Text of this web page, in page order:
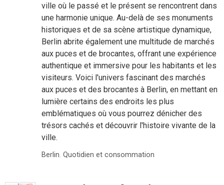
ville où le passé et le présent se rencontrent dans
une harmonie unique. Au-delà de ses monuments
historiques et de sa scène artistique dynamique,
Berlin abrite également une multitude de marchés
aux puces et de brocantes, offrant une expérience
authentique et immersive pour les habitants et les
visiteurs. Voici l'univers fascinant des marchés
aux puces et des brocantes à Berlin, en mettant en
lumière certains des endroits les plus
emblématiques où vous pourrez dénicher des
trésors cachés et découvrir l'histoire vivante de la
ville.
Berlin,Quotidien et consommation